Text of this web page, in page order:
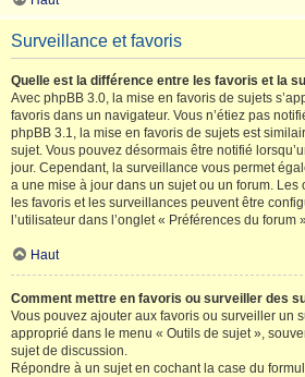
Surveillance et favoris
Quelle est la différence entre les favoris et la
Avec phpBB 3.0, la mise en favoris de sujets
favoris dans un navigateur. Vous n’étiez pas
phpBB 3.1, la mise en favoris de sujets est
sujet. Vous pouvez désormais être notifié
jour. Cependant, la surveillance vous permet
a une mise à jour dans un sujet ou un forum.
les favoris et les surveillances peuvent être
l’utilisateur dans l’onglet « Préférences du forum
Haut
Comment mettre en favoris ou surveiller des
Vous pouvez ajouter aux favoris ou surveiller un
approprié dans le menu « Outils de sujet »,
sujet de discussion.
Répondre à un sujet en cochant la case du